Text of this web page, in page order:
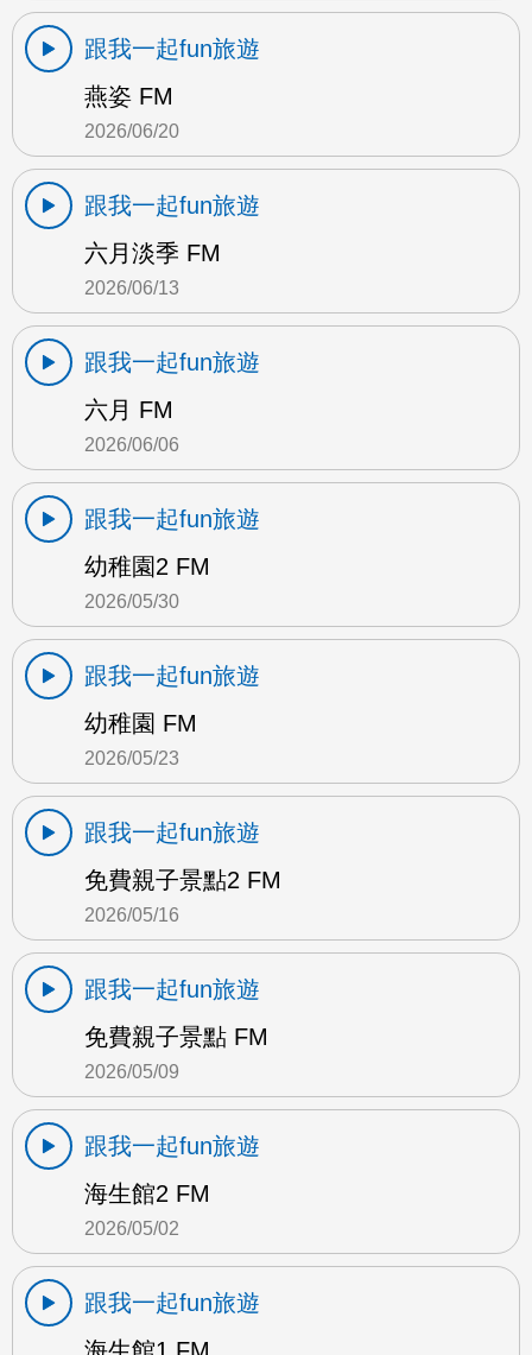
跟我一起fun旅遊
燕姿 FM
2026/06/20
跟我一起fun旅遊
六月淡季 FM
2026/06/13
跟我一起fun旅遊
六月 FM
2026/06/06
跟我一起fun旅遊
幼稚園2 FM
2026/05/30
跟我一起fun旅遊
幼稚園 FM
2026/05/23
跟我一起fun旅遊
免費親子景點2 FM
2026/05/16
跟我一起fun旅遊
免費親子景點 FM
2026/05/09
跟我一起fun旅遊
海生館2 FM
2026/05/02
跟我一起fun旅遊